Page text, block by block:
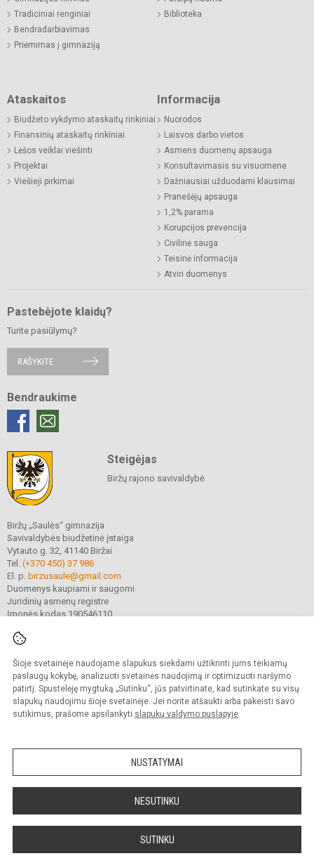
Šioje svetainėje naudojame slapukus siekdami užtikrinti jums teikiamų
paslaugų kokybę, analizuoti svetainės naudojimą ir optimizuoti naršymo
patirtį. Spustelėję mygtuką „Sutinku“, jūs patvirtinate, kad sutinkate su visų
slapukų naudojimu šioje svetainėje. Jei norite atšaukti arba pakeisti savo
sutikimus, prašome apsilankyti slapukų valdymo puslapyje.
NUSTATYMAI
NESUTINKU
SUTINKU
Tradiciniai renginiai
Bendradarbiavimas
Priėmimas į gimnaziją
Biblioteka
Ataskaitos
Biudžeto vykdymo ataskaitų rinkiniai
Finansinių ataskaitų rinkiniai
Lėšos veiklai viešinti
Projektai
Viešieji pirkimai
Informacija
Nuorodos
Laisvos darbo vietos
Asmens duomenų apsauga
Konsultavimasis su visuomene
Dažniausiai užduodami klausimai
Pranešėjų apsauga
1,2% parama
Korupcijos prevencija
Civilinė sauga
Teisinė informacija
Atviri duomenys
Pastebėjote klaidų?
Turite pasiūlymų?
RAŠYKITE
Bendraukime
Steigėjas
Biržų rajono savivaldybė
Biržų „Saulės“ gimnazija
Savivaldybės biudžetinė įstaiga
Vytauto g. 32, 41140 Biržai
Tel. (+370 450) 37 986
El. p. birzusaule@gmail.com
Duomenys kaupiami ir saugomi
Juridinių asmenų registre
Įmonės kodas 190546110
© 2021. Biržų „Saulės“ gimnazija. Visos teisės saugomos.
Kopijuoti turinį be raštiško gimnazijos sutikimo griežtai draudžiama.
Prieinamumo paraiška Slapukų valdymas
Sumanus būdas atnaujinti